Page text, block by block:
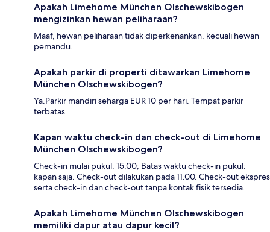
Apakah Limehome München Olschewskibogen
mengizinkan hewan peliharaan?
Maaf, hewan peliharaan tidak diperkenankan, kecuali hewan
pemandu.
Apakah parkir di properti ditawarkan Limehome
München Olschewskibogen?
Ya.Parkir mandiri seharga EUR 10 per hari. Tempat parkir
terbatas.
Kapan waktu check-in dan check-out di Limehome
München Olschewskibogen?
Check-in mulai pukul: 15.00; Batas waktu check-in pukul:
kapan saja. Check-out dilakukan pada 11.00. Check-out ekspres
serta check-in dan check-out tanpa kontak fisik tersedia.
Apakah Limehome München Olschewskibogen
memiliki dapur atau dapur kecil?